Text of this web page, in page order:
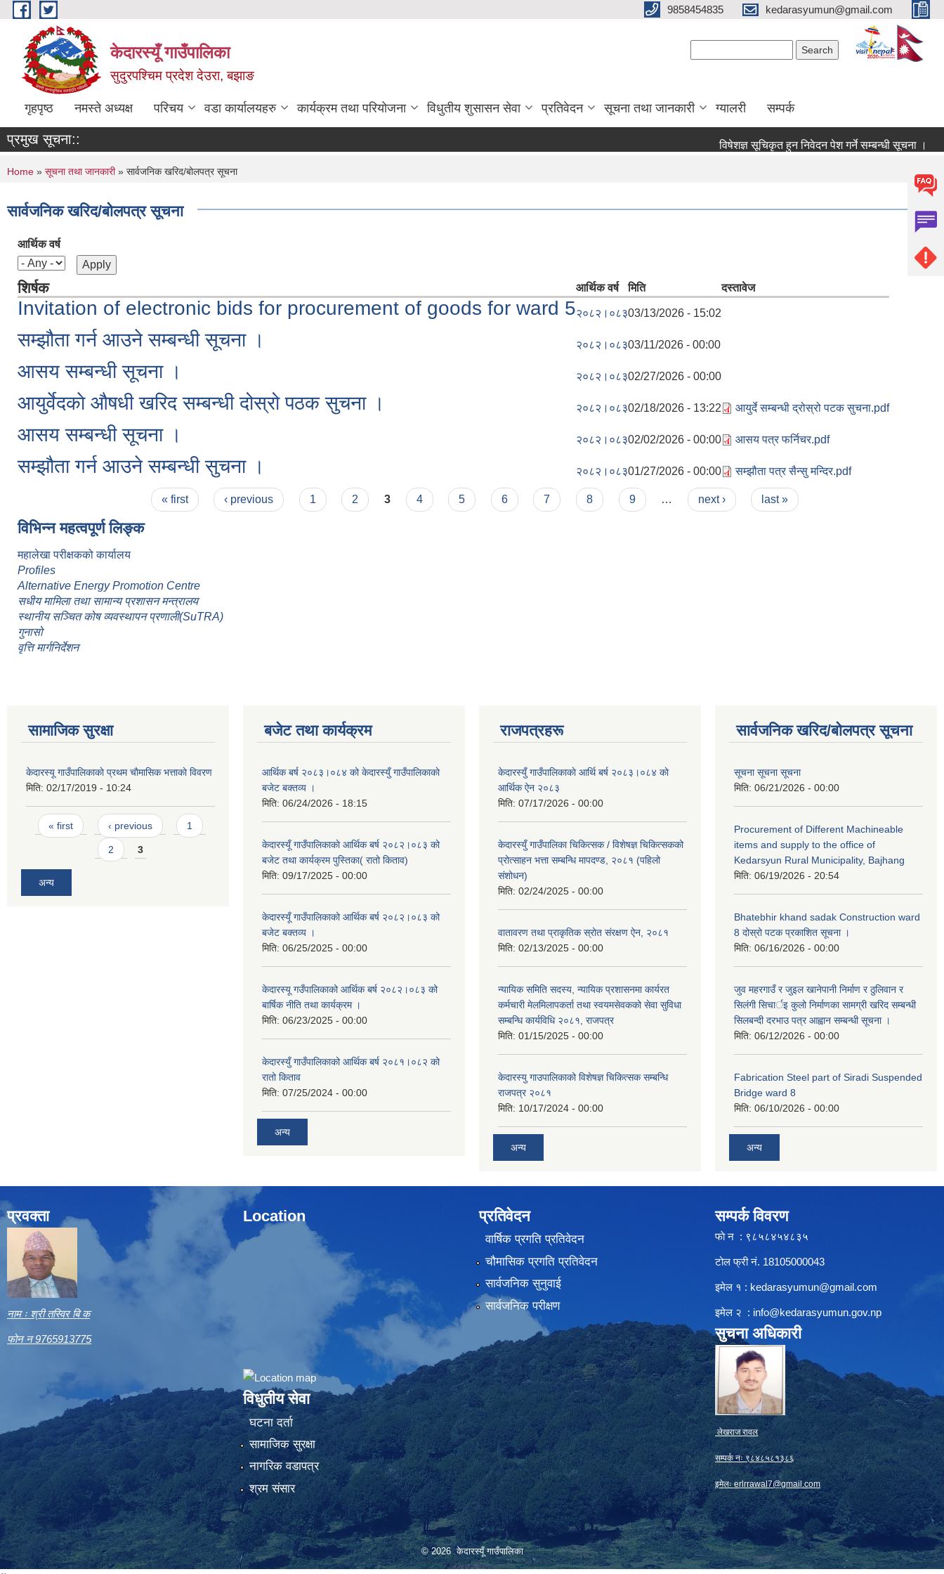
Skip to main content 9858454835 kedarasyumun@gmail.com
केदारस्यूँ गाउँपालिका
सुदुरपश्चिम प्रदेश देउरा, बझाङ
गृहपृष्ठ नमस्ते अध्यक्ष परिचय वडा कार्यालयहरु कार्यक्रम तथा परियोजना विधुतीय शुसासन सेवा प्रतिवेदन सूचना तथा जानकारी ग्यालरी सम्पर्क
प्रमुख सूचना:: विषेशज्ञ सूचिकृत हुन निवेदन पेश गर्ने सम्बन्धी सूचना ।
You are here
Home » सूचना तथा जानकारी» सार्वजनिक खरिद/बोलपत्र सूचना
सार्वजनिक खरिद/बोलपत्र सूचना
आर्थिक वर्ष
शिर्षक आर्थिक वर्ष मिति दस्तावेज
Invitation of electronic bids for procurement of goods for ward 5२०८२।०८३03/13/2026 - 15:02
सम्झौता गर्न आउने सम्बन्धी सूचना । २०८२।०८३03/11/2026 - 00:00
आसय सम्बन्धी सूचना । २०८२।०८३02/27/2026 - 00:00
आयुर्वेदकाे औषधी खरिद सम्बन्धी दोस्रो पठक सुचना । २०८२।०८३02/18/2026 - 13:22 आयुर्दे सम्बन्धी द्रोस्रो पटक सुचना.pdf
आसय सम्बन्धी सूचना । २०८२।०८३02/02/2026 - 00:00 आसय पत्र फर्निचर.pdf
सम्झौता गर्न आउने सम्बन्धी सुचना । २०८२।०८३01/27/2026 - 00:00 सम्झौता पत्र सैन्सु मन्दिर.pdf
« first ‹ previous 1 2 3 4 5 6 7 8 9 … next › last »
विभिन्न महत्वपूर्ण लिङ्क
महालेखा परीक्षकको कार्यालय
Profiles
Alternative Energy Promotion Centre
सधीय मामिला तथा सामान्य प्रशासन मन्त्रालय
स्थानीय सञ्चित कोष व्यवस्थापन प्रणाली(SuTRA)
गुनासो
वृत्ति मार्गनिर्देशन
सामाजिक सुरक्षा
केदारस्यू गाउँपालिकाकाे प्रथम चाैमासिक भत्ताकाे विवरण
मिति: 02/17/2019 - 10:24
Pages
« first ‹ previous 1
2 3
अन्य
बजेट तथा कार्यक्रम
आर्थिक बर्ष २०८३।०८४ को केदारस्युँ गाउँपालिकाकाे
बजेट बक्तव्य ।
मिति: 06/24/2026 - 18:15
केदारस्यूँ गाउँपालिकाकाे आर्थिक बर्ष २०८२।०८३ को
बजेट तथा कार्यक्रम पुस्तिका( रातो किताव)
मिति: 09/17/2025 - 00:00
केदारस्यूँ गाउँपालिकाको आर्थिक बर्ष २०८२।०८३ को
बजेट बक्तव्य ।
मिति: 06/25/2025 - 00:00
केदारस्यू गउँपालिकाको आर्थिक बर्ष २०८२।०८३ को
बार्षिक नीति तथा कार्यक्रम ।
मिति: 06/23/2025 - 00:00
केदारस्युँ गाउँपालिकाको आर्थिक बर्ष २०८१।०८२ को
रातो किताव
मिति: 07/25/2024 - 00:00
अन्य
राजपत्रहरू
केदारस्युँ गाउँपालिकाकाे आर्थि बर्ष २०८३।०८४ काे
आर्थिक ऐन २०८३
मिति: 07/17/2026 - 00:00
केदारस्युँ गाउँपालिका चिकित्सक / विशेषज्ञ चिकित्सकको
प्रोत्साहन भत्ता सम्बन्धि मापदण्ड, २०८१ (पहिलो
संशोधन)
मिति: 02/24/2025 - 00:00
वातावरण तथा प्राकृतिक स्रोत संरक्षण ऐन, २०८१
मिति: 02/13/2025 - 00:00
न्यायिक समिति सदस्य, न्यायिक प्रशासनमा कार्यरत
कर्मचारी मेलमिलापकर्ता तथा स्वयमसेवकको सेवा सुविधा
सम्बन्धि कार्यविधि २०८१, राजपत्र
मिति: 01/15/2025 - 00:00
केदारस्यु गाउपालिकाको विशेषज्ञ चिकित्सक सम्बन्धि
राजपत्र २०८१
मिति: 10/17/2024 - 00:00
अन्य
सार्वजनिक खरिद/बोलपत्र सूचना
सूचना सूचना सूचना
मिति: 06/21/2026 - 00:00
Procurement of Different Machineable
items and supply to the office of
Kedarsyun Rural Municipality, Bajhang
मिति: 06/19/2026 - 20:54
Bhatebhir khand sadak Construction ward
8 दोस्रो पटक प्रकाशित सूचना ।
मिति: 06/16/2026 - 00:00
जुव महरगाउँ र जुइल खानेपानी निर्माण र ठुलिवान र
सिलंगी सिचार्इ कुलो निर्माणका सामग्री खरिद सम्बन्धी
सिलबन्दी दरभाउ पत्र आह्वान सम्बन्धी सूचना ।
मिति: 06/12/2026 - 00:00
Fabrication Steel part of Siradi Suspended
Bridge ward 8
मिति: 06/10/2026 - 00:00
अन्य
प्रवक्ता
नाम ः श्री तस्विर बि क
फोन न 9765913775
Location
Embed Google Map
विधुतीय सेवा
घटना दर्ता
सामाजिक सुरक्षा
नागरिक वडापत्र
श्रम संसार
प्रतिवेदन
वार्षिक प्रगति प्रतिवेदन
चौमासिक प्रगति प्रतिवेदन
सार्वजनिक सुनुवाई
सार्वजनिक परीक्षण
सम्पर्क विवरण
फाे न : ९८५८४५४८३५
टोल फ्री नं. 18105000043
इमेल १ : kedarasyumun@gmail.com
इमेल २ : info@kedarasyumun.gov.np
सुचना अधिकारी
लेखराज रावल
सम्पर्क नः ९८४८५८१३८६
इमेलःerlrrawal7@gmail.com
© 2026 केदारस्यूँ गाउँपालिका